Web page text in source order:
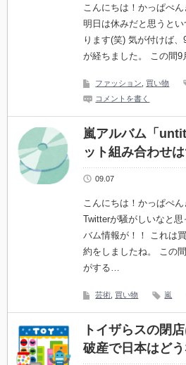
こんにちは！かっぱぺ
明日は休みだと思うと
ります(笑) 気が付けば
が経ちました。 この間
ファッション 買い物
コメントを書く
嵐アルバム「
ット組み合わせ
09.07
こんにちは！かっぱぺ
Twitterが騒がしいなと
バム情報が！！ これは
約をしましたね。 この
がする…
芸術 買い物 嵐
トイザらスの閉
破産で日本はど